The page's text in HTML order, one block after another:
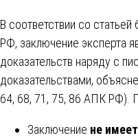
В соответствии со
РФ, заключение эксперта
доказательств наряду с
доказательствами,
64, 68, 71, 75, 86 АПК РФ).
Заключение не